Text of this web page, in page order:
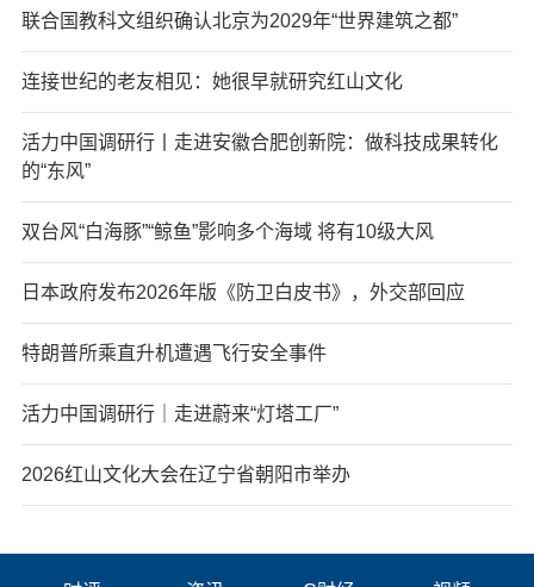
联合国教科文组织确认北京为2029年“世界建筑之都”
连接世纪的老友相见：她很早就研究红山文化
活力中国调研行丨走进安徽合肥创新院：做科技成果转化
的“东风”
双台风“白海豚”“鲸鱼”影响多个海域 将有10级大风
日本政府发布2026年版《防卫白皮书》，外交部回应
特朗普所乘直升机遭遇飞行安全事件
活力中国调研行｜走进蔚来“灯塔工厂”
2026红山文化大会在辽宁省朝阳市举办